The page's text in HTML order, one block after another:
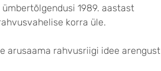
1989. aastast
korra üle.
arusaama rahvusriigi idee arengust